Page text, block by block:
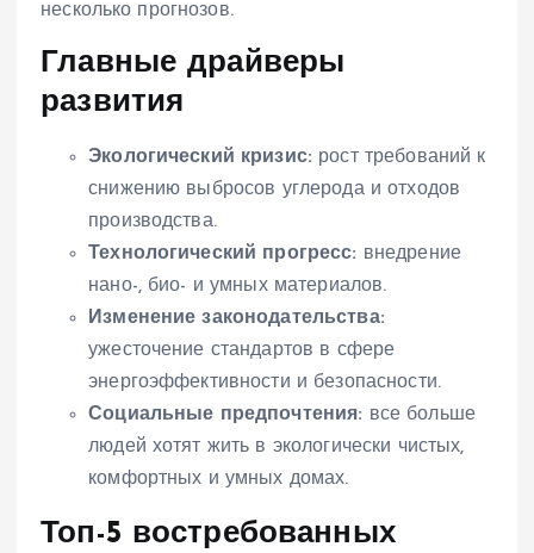
несколько прогнозов.
Главные драйверы
развития
Экологический кризис: рост требований к
снижению выбросов углерода и отходов
производства.
Технологический прогресс: внедрение
нано-, био- и умных материалов.
Изменение законодательства:
ужесточение стандартов в сфере
энергоэффективности и безопасности.
Социальные предпочтения: все больше
людей хотят жить в экологически чистых,
комфортных и умных домах.
Топ-5 востребованных